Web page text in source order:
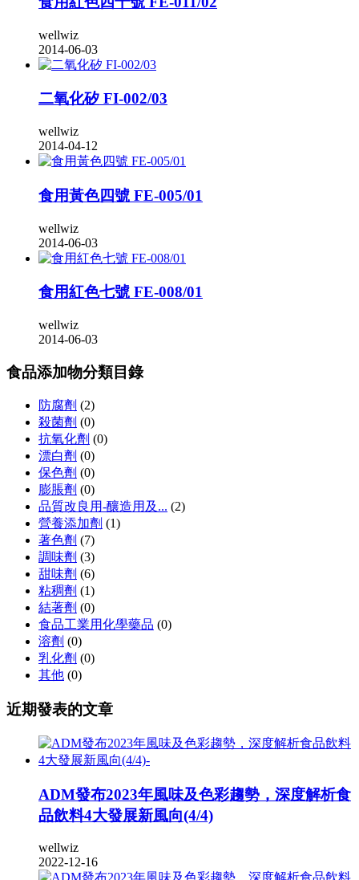
wellwiz
2014-06-03
二氧化矽 FI-002/03
wellwiz
2014-04-12
食用黃色四號 FE-005/01
wellwiz
2014-06-03
食用紅色七號 FE-008/01
wellwiz
2014-06-03
食品添加物分類目錄
防腐劑 (2)
殺菌劑 (0)
抗氧化劑 (0)
漂白劑 (0)
保色劑 (0)
膨脹劑 (0)
品質改良用-釀造用及... (2)
營養添加劑 (1)
著色劑 (7)
調味劑 (3)
甜味劑 (6)
粘稠劑 (1)
結著劑 (0)
食品工業用化學藥品 (0)
溶劑 (0)
乳化劑 (0)
其他 (0)
近期發表的文章
ADM發布2023年風味及色彩趨勢，深度解析食
品飲料4大發展新風向(4/4)
wellwiz
2022-12-16